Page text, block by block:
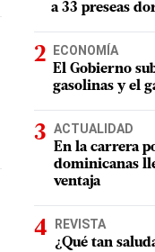
a 33 preseas
ECONOMÍA
El Gobierno
gasolinas y el
ACTUALIDAD
En la carrera
dominicanas
ventaja
REVISTA
¿Qué tan